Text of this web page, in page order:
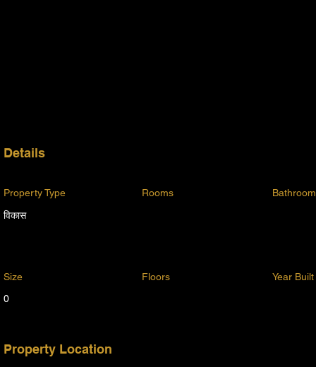
Details
Property Type Rooms
विकास
Size Floors
Year Built
0
Property Location